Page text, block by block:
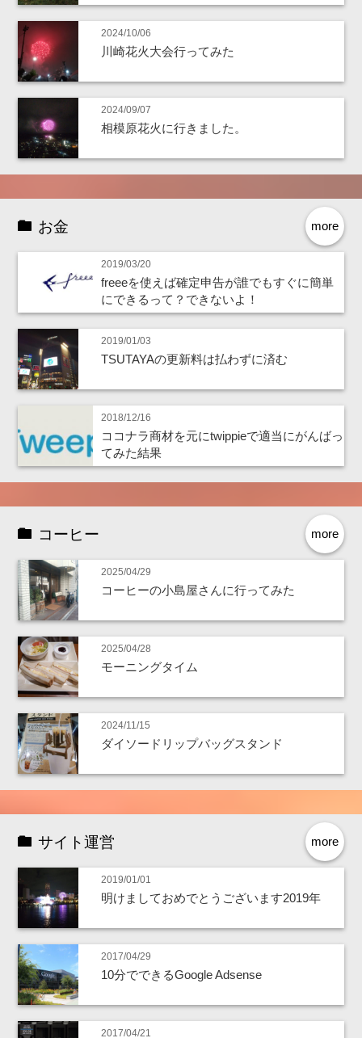
2024/10/06
川崎花火大会行ってみた
2024/09/07
相模原花火に行きました。
more
お金
2019/03/20
freeeを使えば確定申告が誰でもすぐに簡単
にできるって？できないよ！
2019/01/03
TSUTAYAの更新料は払わずに済む
2018/12/16
ココナラ商材を元にtwippieで適当にがんばっ
てみた結果
more
コーヒー
2025/04/29
コーヒーの小島屋さんに行ってみた
2025/04/28
モーニングタイム
2024/11/15
ダイソードリップバッグスタンド
more
サイト運営
2019/01/01
明けましておめでとうございます2019年
2017/04/29
10分でできるGoogle Adsense
2017/04/21